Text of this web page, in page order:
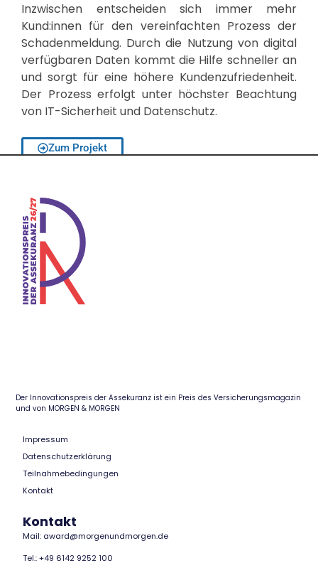
Inzwischen entscheiden sich immer mehr
Kund:innen für den vereinfachten Prozess der
Schadenmeldung. Durch die Nutzung von digital
verfügbaren Daten kommt die Hilfe schneller an
und sorgt für eine höhere Kundenzufriedenheit.
Der Prozess erfolgt unter höchster Beachtung
von IT-Sicherheit und Datenschutz.
Zum Projekt
Der Innovationspreis der Assekuranz ist ein Preis des Versicherungsmagazin
und von MORGEN & MORGEN
Impressum
Datenschutzerklärung
Teilnahmebedingungen
Kontakt
Kontakt
Mail: award@morgenundmorgen.de
Tel.: +49 6142 9252 100